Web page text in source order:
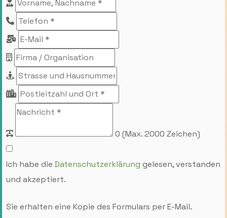
0 (Max. 2000 Zeichen)
Ich habe die Datenschutzerklärung gelesen, verstanden
und akzeptiert.
Sie erhalten eine Kopie des Formulars per E-Mail.